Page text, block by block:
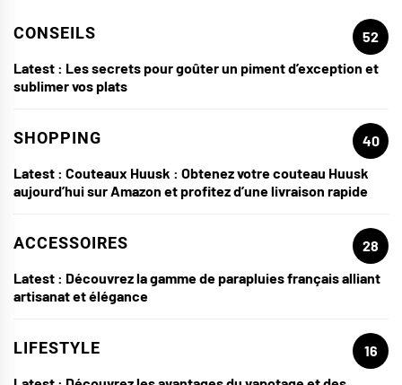
CONSEILS
52
Latest : Les secrets pour goûter un piment d’exception et
sublimer vos plats
SHOPPING
40
Latest : Couteaux Huusk : Obtenez votre couteau Huusk
aujourd’hui sur Amazon et profitez d’une livraison rapide
ACCESSOIRES
28
Latest : Découvrez la gamme de parapluies français alliant
artisanat et élégance
LIFESTYLE
16